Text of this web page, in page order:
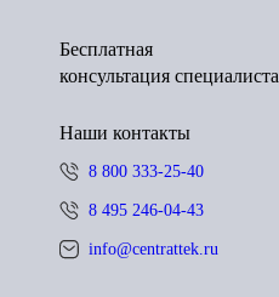
Бесплатная
консультация специалиста
Наши контакты
8 800 333-25-40
8 495 246-04-43
info@centrattek.ru